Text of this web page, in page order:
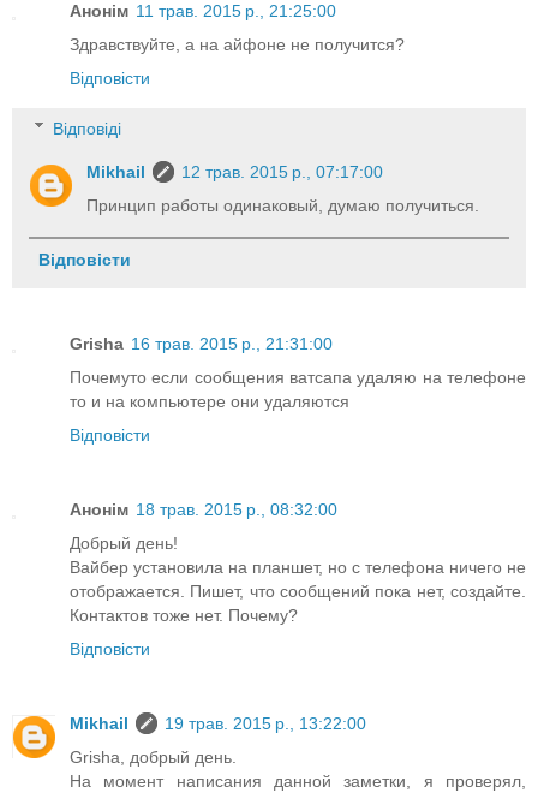
Анонім 11 трав. 2015 р., 21:25:00
Здравствуйте, а на айфоне не получится?
Відповісти
Відповіді
Mikhail
12 трав. 2015 р., 07:17:00
Принцип работы одинаковый, думаю получиться.
Відповісти
Grisha 16 трав. 2015 р., 21:31:00
Почемуто если сообщения ватсапа удаляю на телефоне
то и на компьютере они удаляются
Відповісти
Анонім 18 трав. 2015 р., 08:32:00
Добрый день!
Вайбер установила на планшет, но с телефона ничего не
отображается. Пишет, что сообщений пока нет, создайте.
Контактов тоже нет. Почему?
Відповісти
Mikhail
19 трав. 2015 р., 13:22:00
Grisha, добрый день.
На момент написания данной заметки, я проверял,